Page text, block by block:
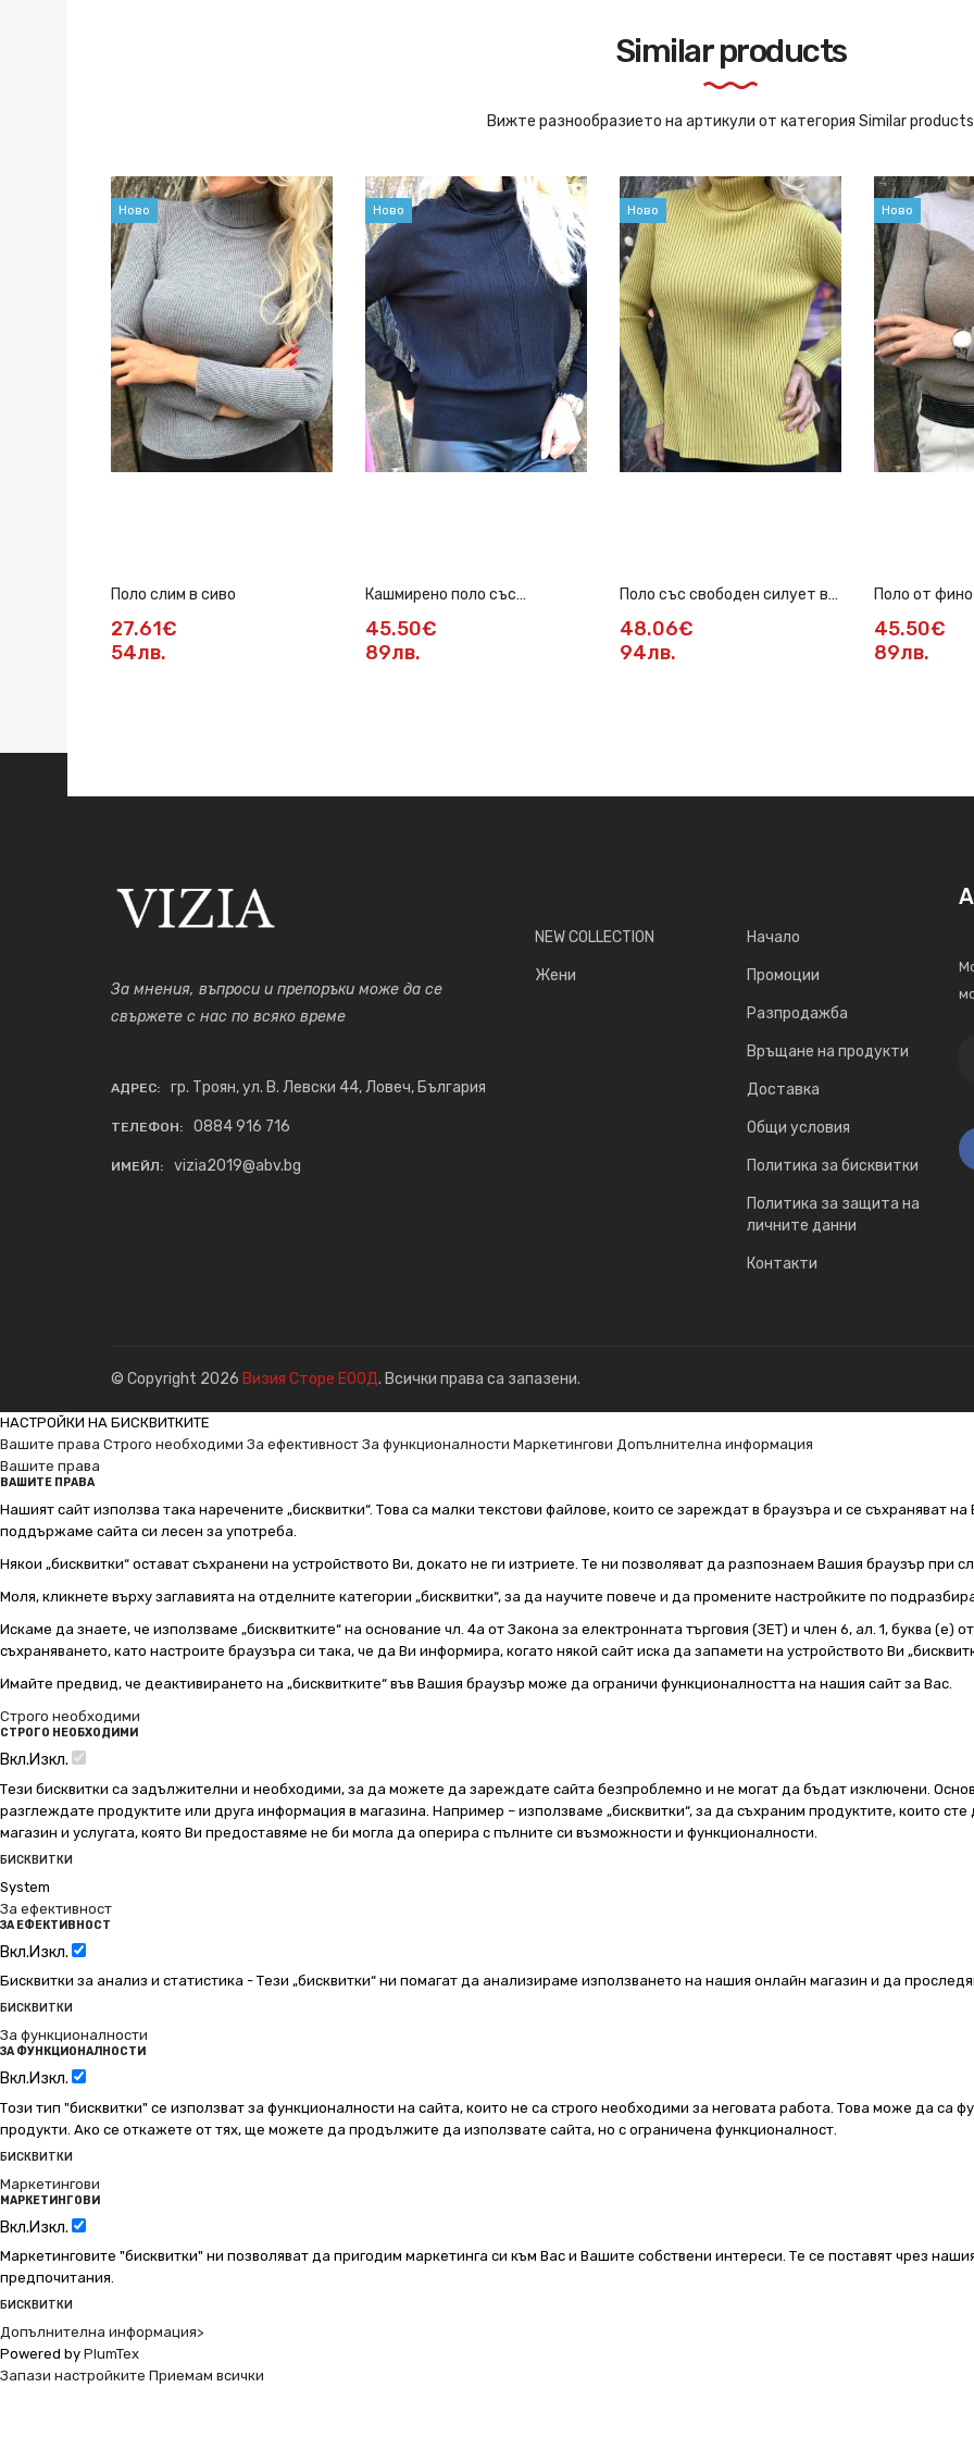
Similar products
Вижте разнообразието на артикули от категория Similar products
Ново
Поло слим в сиво
27.61€
54лв.
Ново
Кашмирено поло със
свободен силует в черно
45.50€
89лв.
Ново
Поло със свободен силует в
жълто
48.06€
94лв.
Ново
Поло от
бежово
45.50€
89лв.
За мнения, въпроси и препоръки може да се
свържете с нас по всяко време
АДРЕС: гр. Троян, ул. В. Левски 44, Ловеч, България
ТЕЛЕФОН: 0884 916 716
ИМЕЙЛ: vizia2019@abv.bg
NEW COLLECTION
Жени
Начало
Промоции
Разпродажба
Връщане на продукти
Доставка
Общи условия
Политика за бисквитки
Политика за защита на
личните данни
Контакти
© Copyright 2026 Визия Сторе ЕООД. Всички права са запазени.
НАСТРОЙКИ НА БИСКВИТКИТЕ
Вашите права Строго необходими За ефективност За функционалности Маркетингови Допълнителна информация
Вашите права
ВАШИТЕ ПРАВА
Нашият сайт използва така наречените „бисквитки“. Това са малки текстови файлове, които се зареждат в браузъра и се съхраняват
поддържаме сайта си лесен за употреба.
Някои „бисквитки“ остават съхранени на устройството Ви, докато не ги изтриете. Те ни позволяват да разпознаем Вашия браузър при
Моля, кликнете върху заглавията на отделните категории „бисквитки“, за да научите повече и да промените настройките по
Искаме да знаете, че използваме „бисквитките“ на основание чл. 4а от Закона за електронната търговия (ЗЕТ) и член 6, ал. 1, буква (е)
съхраняването, като настроите браузъра си така, че да Ви информира, когато някой сайт иска да запамети на устройството Ви
Имайте предвид, че деактивирането на „бисквитките“ във Вашия браузър може да ограничи функционалността на нашия сайт за Вас.
Строго необходими
СТРОГО НЕОБХОДИМИ
Вкл.Изкл.
Тези бисквитки са задължителни и необходими, за да можете да зареждате сайта безпроблемно и не могат да бъдат изключени.
разглеждате продуктите или друга информация в магазина. Например – използваме „бисквитки“, за да съхраним продуктите, които
магазин и услугата, която Ви предоставяме не би могла да оперира с пълните си възможности и функционалности.
БИСКВИТКИ
System
За ефективност
ЗА ЕФЕКТИВНОСТ
Вкл.Изкл.
Бисквитки за анализ и статистика - Тези „бисквитки“ ни помагат да анализираме използването на нашия онлайн магазин и да
БИСКВИТКИ
За функционалности
ЗА ФУНКЦИОНАЛНОСТИ
Вкл.Изкл.
Този тип "бисквитки" се използват за функционалности на сайта, които не са строго необходими за неговата работа. Това може да са
продукти. Ако се откажете от тях, ще можете да продължите да използвате сайта, но с ограничена функционалност.
БИСКВИТКИ
Маркетингови
МАРКЕТИНГОВИ
Вкл.Изкл.
Маркетинговите "бисквитки" ни позволяват да пригодим маркетинга си към Вас и Вашите собствени интереси. Те се поставят чрез
предпочитания.
БИСКВИТКИ
Допълнителна информация>
Powered by PlumTex
Запази настройките Приемам всички